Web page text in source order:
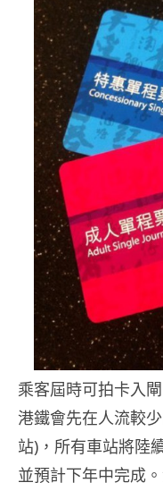
乘客屆時可拍卡入
港鐵會先在人流較
站)，所有車站將陸
並預計下年中完成